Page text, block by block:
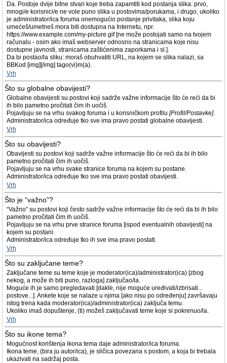
Da. Postoje dvije bitne stvari koje treba zapamtiti kod postanja slika: prvo,
mnogi/e korisnici/e ne vole puno slika u postovima/porukama, i drugo, ukoliko
je administrator/ica foruma onemogućio postanje privitaka, slika koju
umećeš/umetneš mora biti dostupna na Internetu, npr.
https://www.example.com/my-picture.gif [ne može postojati samo na tvojem
računalu - osim ako imaš webserver odnosno na stranicama koje nisu
dostupne javnosti, stranicama zaštićenima zaporkama i sl.].
Da bi postao/la sliku: moraš obuhvatiti URL, na kojem se slika nalazi, sa
BBKod [img][/img] tago(vi)m(a).
Vrh
Što su globalne obavijesti?
Globalne obavijesti su postovi koji sadrže važne informacije što će reći da bi
ih bilo pametno pročitati čim ih uočiš.
Pojavljuju se na vrhu svakog foruma i u korisničkom profilu [Profil/Postavke].
Administrator/ica određuje tko sve ima pravo postati globalne obavijesti.
Vrh
Što su obavijesti?
Obavijesti su postovi koji sadrže važne informacije što će reći da bi ih bilo
pametno pročitati čim ih uočiš.
Pojavljuju se na vrhu svake stranice foruma na kojem su postane.
Administrator/ica određuje tko sve ima pravo postati obavijesti.
Vrh
Što je “važno”?
“Važno” su postovi koji često sadrže važne informacije što će reći da bi ih bilo
pametno pročitati čim ih uočiš.
Pojavljuju se na vrhu prve stranice foruma [ispod eventualnih obavijesti] na
kojem su postani.
Administrator/ica određuje tko ih sve ima pravo postati.
Vrh
Što su zaključane teme?
Zaključane teme su teme koje je moderator(ica)/administrator(ica) [zbog
nekog, a može ih biti puno, razloga] zaključao/la.
Moguće ih je samo pregledavati [dakle, nije moguće uređivati/izbrisati...
postove...]. Ankete koje se nalaze u njima [ako nisu po određenju] završavaju
istog trena kada moderator(ica)/administrator(ica) zaključa temu.
Ukoliko imaš dopuštenje, (ti) možeš zaključavati teme koje si pokrenuo/la.
Vrh
Što su ikone tema?
Mogućnost korištenja ikona tema daje administrator/ica foruma.
Ikona teme, (bira ju autor/ica), je sličica povezana s postom, a koja bi trebala
ukazivati na sadržaj posta.